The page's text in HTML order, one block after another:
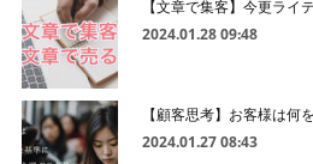
【文章で集客】今更ライ
2024.01.28 09:48
【顧客思考】お客様は何
2024.01.27 08:43